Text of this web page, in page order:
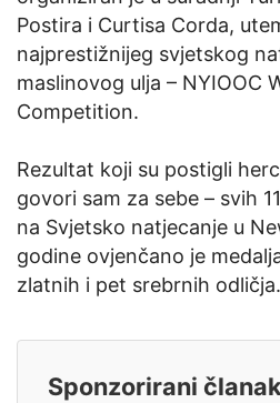
Postira i Curtisa Corda,
najprestižnijeg svjetskog
maslinovog ulja – NYIOOC
Competition.
Rezultat koji su postigli
govori sam za sebe – svih
na Svjetsko natjecanje u
godine ovjenčano je
zlatnih i pet srebrnih odličja.
Sponzorirani članak